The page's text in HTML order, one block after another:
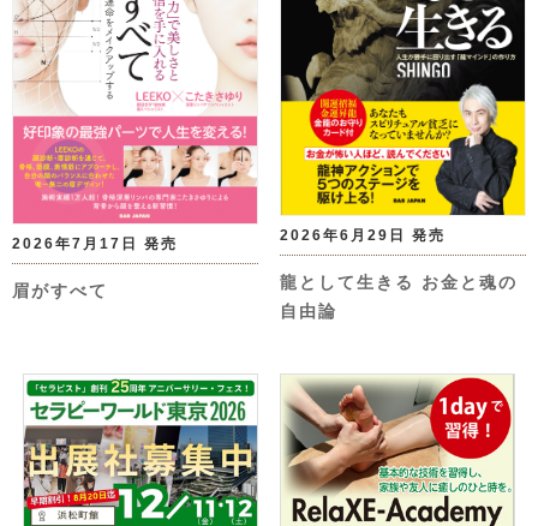
2026年7月17日 発売
眉がすべて
2026年6月29日 発売
龍として生きる お金と魂の
自由論